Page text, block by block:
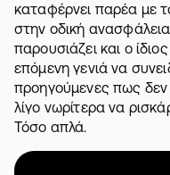
καταφέρνει παρέα με
στην οδική
παρουσιάζει και ο
επόμενη γενιά να
προηγούμενες πως δεν
λίγο νωρίτερα να
Τόσο απλά.